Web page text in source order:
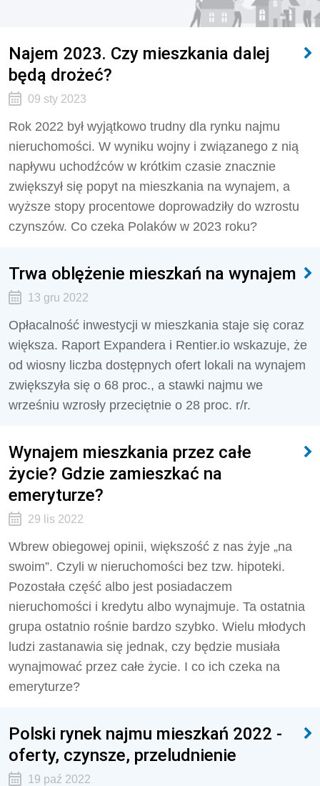
Najem 2023. Czy mieszkania dalej
będą drożeć?
09 sty 2023
Rok 2022 był wyjątkowo trudny dla rynku najmu
nieruchomości. W wyniku wojny i związanego z nią
napływu uchodźców w krótkim czasie znacznie
zwiększył się popyt na mieszkania na wynajem, a
wyższe stopy procentowe doprowadziły do wzrostu
czynszów. Co czeka Polaków w 2023 roku?
Trwa oblężenie mieszkań na wynajem
13 gru 2022
Opłacalność inwestycji w mieszkania staje się coraz
większa. Raport Expandera i Rentier.io wskazuje, że
od wiosny liczba dostępnych ofert lokali na wynajem
zwiększyła się o 68 proc., a stawki najmu we
wrześniu wzrosły przeciętnie o 28 proc. r/r.
Wynajem mieszkania przez całe
życie? Gdzie zamieszkać na
emeryturze?
29 lis 2022
Wbrew obiegowej opinii, większość z nas żyje „na
swoim”. Czyli w nieruchomości bez tzw. hipoteki.
Pozostała część albo jest posiadaczem
nieruchomości i kredytu albo wynajmuje. Ta ostatnia
grupa ostatnio rośnie bardzo szybko. Wielu młodych
ludzi zastanawia się jednak, czy będzie musiała
wynajmować przez całe życie. I co ich czeka na
emeryturze?
Polski rynek najmu mieszkań 2022 -
oferty, czynsze, przeludnienie
19 paź 2022